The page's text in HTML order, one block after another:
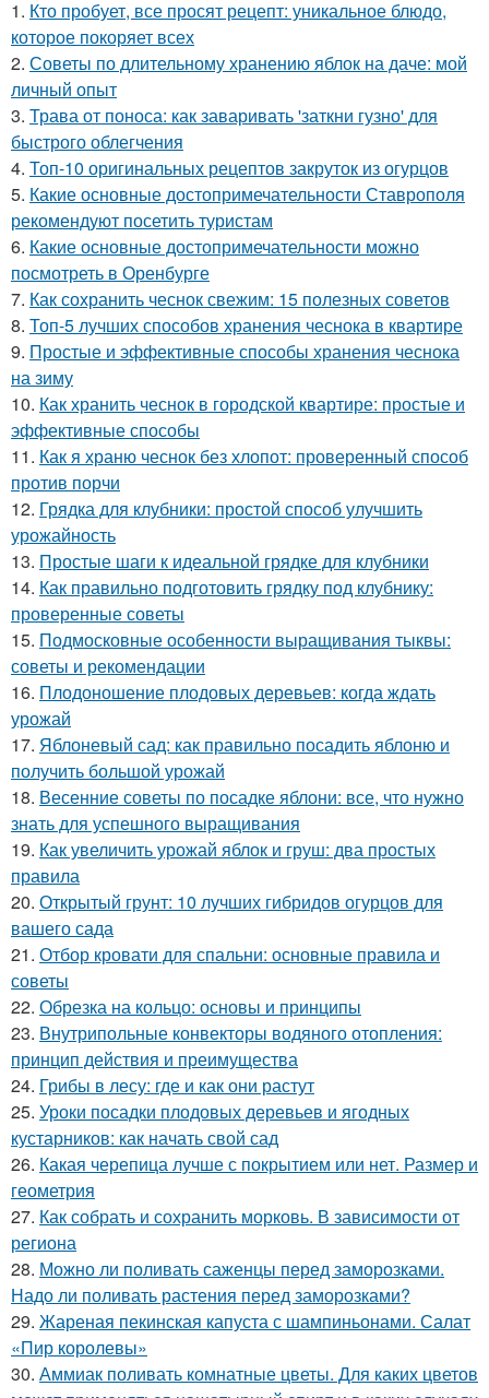
1. Кто пробует, все просят рецепт: уникальное блюдо,
которое покоряет всех
2. Советы по длительному хранению яблок на даче: мой
личный опыт
3. Трава от поноса: как заваривать 'заткни гузно' для
быстрого облегчения
4. Топ-10 оригинальных рецептов закруток из огурцов
5. Какие основные достопримечательности Ставрополя
рекомендуют посетить туристам
6. Какие основные достопримечательности можно
посмотреть в Оренбурге
7. Как сохранить чеснок свежим: 15 полезных советов
8. Топ-5 лучших способов хранения чеснока в квартире
9. Простые и эффективные способы хранения чеснока
на зиму
10. Как хранить чеснок в городской квартире: простые и
эффективные способы
11. Как я храню чеснок без хлопот: проверенный способ
против порчи
12. Грядка для клубники: простой способ улучшить
урожайность
13. Простые шаги к идеальной грядке для клубники
14. Как правильно подготовить грядку под клубнику:
проверенные советы
15. Подмосковные особенности выращивания тыквы:
советы и рекомендации
16. Плодоношение плодовых деревьев: когда ждать
урожай
17. Яблоневый сад: как правильно посадить яблоню и
получить большой урожай
18. Весенние советы по посадке яблони: все, что нужно
знать для успешного выращивания
19. Как увеличить урожай яблок и груш: два простых
правила
20. Открытый грунт: 10 лучших гибридов огурцов для
вашего сада
21. Отбор кровати для спальни: основные правила и
советы
22. Обрезка на кольцо: основы и принципы
23. Внутрипольные конвекторы водяного отопления:
принцип действия и преимущества
24. Грибы в лесу: где и как они растут
25. Уроки посадки плодовых деревьев и ягодных
кустарников: как начать свой сад
26. Какая черепица лучше с покрытием или нет. Размер и
геометрия
27. Как собрать и сохранить морковь. В зависимости от
региона
28. Можно ли поливать саженцы перед заморозками.
Надо ли поливать растения перед заморозками?
29. Жареная пекинская капуста с шампиньонами. Салат
«Пир королевы»
30. Аммиак поливать комнатные цветы. Для каких цветов